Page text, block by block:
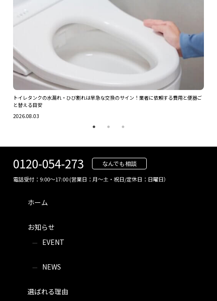
トイレタンクの水漏れ・ひび割れは早急な交換のサイン！業者に依頼する費用と便器ご
と替える目安
2026.08.03
0120-054-273 なんでも相談
電話受付：9:00～17:00 (営業日：月～土・祝日/定休日：日曜日）
ホーム
お知らせ
EVENT
NEWS
選ばれる理由